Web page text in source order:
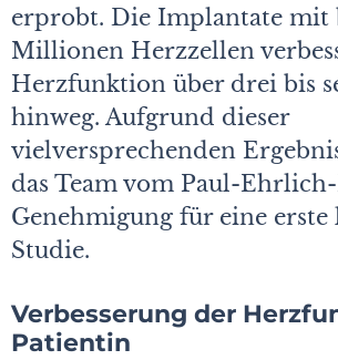
erprobt. Die Implantate mit
Millionen Herzzellen
Herzfunktion über drei bis
hinweg. Aufgrund dieser
vielversprechenden
das Team vom Paul-
Genehmigung für eine erste
Studie.
Verbesserung der
Patientin